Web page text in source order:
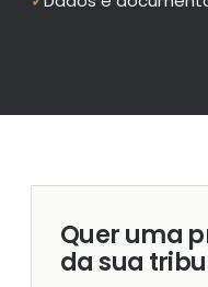
Quer uma
da sua